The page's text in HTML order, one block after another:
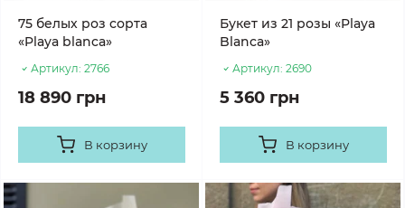
75 белых роз сорта
«Playa blanca»
Артикул: 2766
18 890 грн
В корзину
Букет из 21 розы «Playa
Blanca»
Артикул: 2690
5 360 грн
В корзину